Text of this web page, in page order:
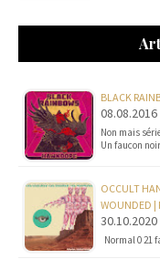
BLACK
Non mais
Un faucon
OCCULT
WOUNDED |
Normal 0 21